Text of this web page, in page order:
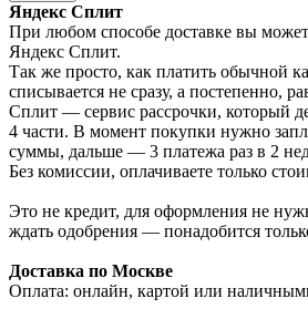
Яндекс Сплит
При любом способе доставке вы
Яндекс Сплит.
Так же просто, как платить обычной
списывается не сразу, а постепенно,
Сплит — сервис рассрочки, который
4 части. В момент покупки нужно
суммы, дальше — 3 платежа раз в 2
Без комиссии, оплачиваете только
Это не кредит, для оформления не
ждать одобрения — понадобится
Доставка по Москве
Оплата: онлайн, картой или